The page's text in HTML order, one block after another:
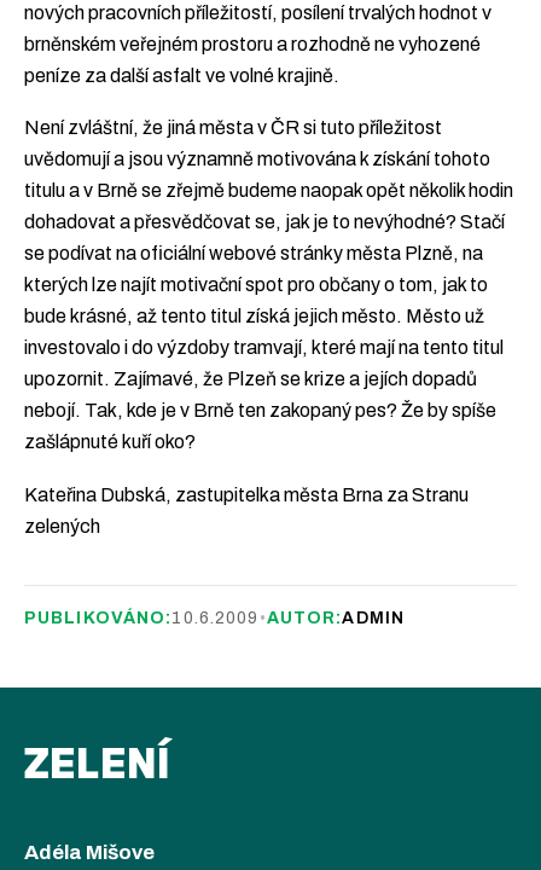
nových pracovních příležitostí, posílení trvalých hodnot v
brněnském veřejném prostoru a rozhodně ne vyhozené
peníze za další asfalt ve volné krajině.
Není zvláštní, že jiná města v ČR si tuto příležitost
uvědomují a jsou významně motivována k získání tohoto
titulu a v Brně se zřejmě budeme naopak opět několik hodin
dohadovat a přesvědčovat se, jak je to nevýhodné? Stačí
se podívat na oficiální webové stránky města Plzně, na
kterých lze najít motivační spot pro občany o tom, jak to
bude krásné, až tento titul získá jejich město. Město už
investovalo i do výzdoby tramvají, které mají na tento titul
upozornit. Zajímavé, že Plzeň se krize a jejích dopadů
nebojí. Tak, kde je v Brně ten zakopaný pes? Že by spíše
zašlápnuté kuří oko?
Kateřina Dubská, zastupitelka města Brna za Stranu
zelených
PUBLIKOVÁNO: 10.6.2009 •AUTOR:ADMIN
ZELENÍ
Adéla Mišove